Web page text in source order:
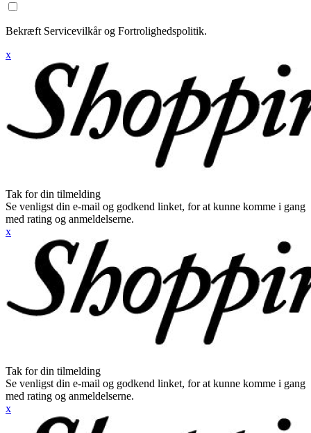
Bekræft Servicevilkår og Fortrolighedspolitik.
x
Tak for din tilmelding
Se venligst din e-mail og godkend linket, for at kunne komme i gang
med rating og anmeldelserne.
x
Tak for din tilmelding
Se venligst din e-mail og godkend linket, for at kunne komme i gang
med rating og anmeldelserne.
x